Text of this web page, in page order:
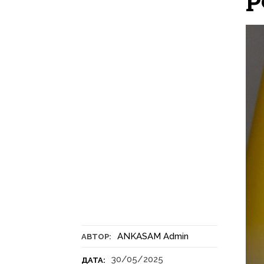
АВТОР: ANKASAM Admin
ДАТА: 30/05/2025